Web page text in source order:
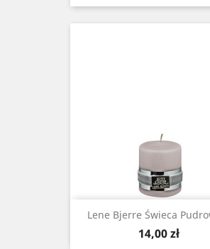
Lene Bjerre Świeca
Cena
14,00 zł